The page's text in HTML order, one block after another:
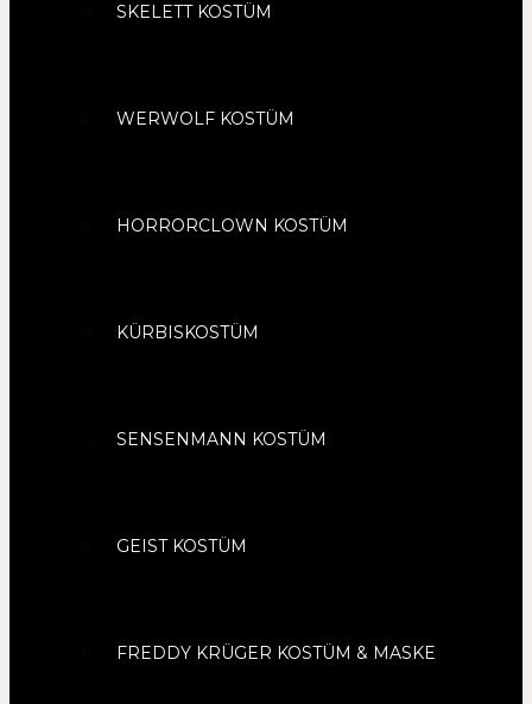
SKELETT KOSTÜM
WERWOLF KOSTÜM
HORRORCLOWN KOSTÜM
KÜRBISKOSTÜM
SENSENMANN KOSTÜM
GEIST KOSTÜM
FREDDY KRÜGER KOSTÜM & MASKE